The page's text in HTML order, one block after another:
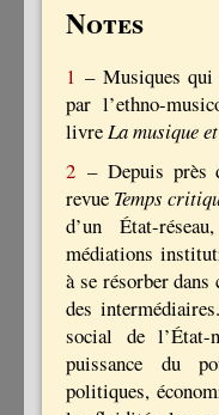
Notes
1 – Musiques qui
par l’ethno-
livreLa musique
2 – Depuis près
revue Temps
d’un État-
médiations
à se résorber dans
des
social de l’État-
puissance du
politiques,